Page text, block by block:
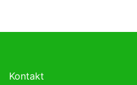
Kontakt